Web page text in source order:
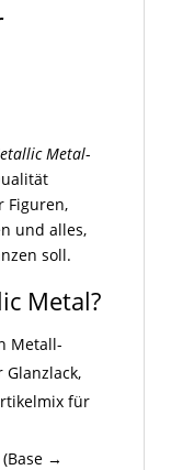
Metal-
Figuren,
und alles,
soll.
Metal?
Metall­
für
(Base →